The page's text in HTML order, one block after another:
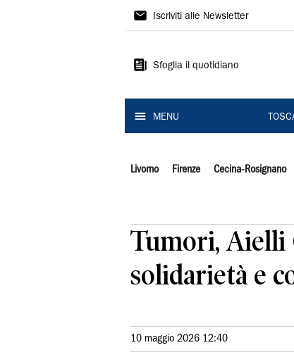
Il
Iscriviti alle Newsletter
Sfoglia il quotidiano
MENU
Livorno Firenze Cecina-Rosignano
Tumori, Aielli
solidarietà e
10 maggio 2026 12:40